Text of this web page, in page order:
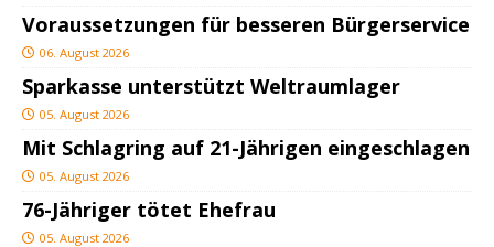
Voraussetzungen für besseren Bürgerservice
06. August 2026
Sparkasse unterstützt Weltraumlager
05. August 2026
Mit Schlagring auf 21-Jährigen eingeschlagen
05. August 2026
76-Jähriger tötet Ehefrau
05. August 2026